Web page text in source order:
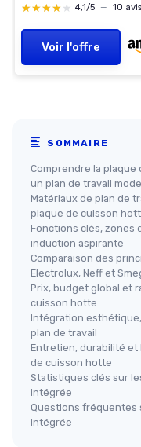
★★★★★
★★★★★ 4,1/5 — 10 avis
Voir l'offre
SOMMAIRE
Comprendre la
un plan de travail
Matériaux de plan de
plaque de cuisson
Fonctions clés, zones
induction aspirante
Comparaison des
Electrolux, Neff et
Prix, budget global et
cuisson hotte
Intégration
plan de travail
Entretien, durabilité
de cuisson hotte
Statistiques clés sur
intégrée
Questions fréquentes
intégrée